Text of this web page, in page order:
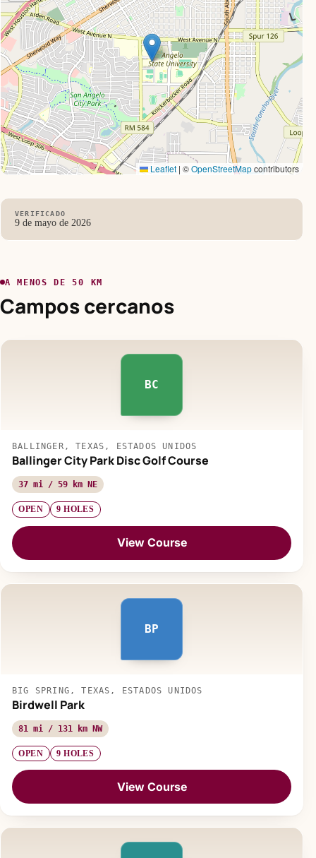
Leaflet | ©OpenStreetMapcontributors
VERIFICADO
9 de mayo de 2026
A MENOS DE 50 KM
Campos cercanos
BC
BALLINGER, TEXAS, ESTADOS UNIDOS
Ballinger City Park Disc Golf Course
37 mi / 59 km NE
OPEN 9 HOLES
View Course
BP
BIG SPRING, TEXAS, ESTADOS UNIDOS
Birdwell Park
81 mi / 131 km NW
OPEN 9 HOLES
View Course